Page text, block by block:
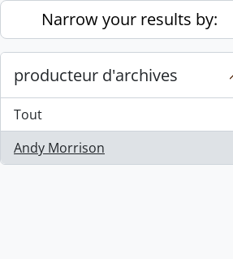
Skip to main content
Narrow your results by:
producteur d'archives
Tout
Andy Morrison
, 1 résultats